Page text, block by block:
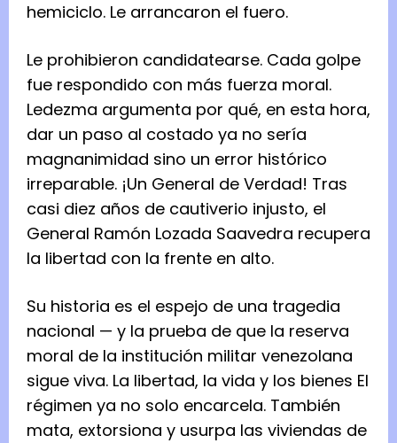
hemiciclo. Le arrancaron el fuero.
Le prohibieron candidatearse. Cada golpe
fue respondido con más fuerza moral.
Ledezma argumenta por qué, en esta hora,
dar un paso al costado ya no sería
magnanimidad sino un error histórico
irreparable. ¡Un General de Verdad! Tras
casi diez años de cautiverio injusto, el
General Ramón Lozada Saavedra recupera
la libertad con la frente en alto.
Su historia es el espejo de una tragedia
nacional — y la prueba de que la reserva
moral de la institución militar venezolana
sigue viva. La libertad, la vida y los bienes El
régimen ya no solo encarcela. También
mata, extorsiona y usurpa las viviendas de